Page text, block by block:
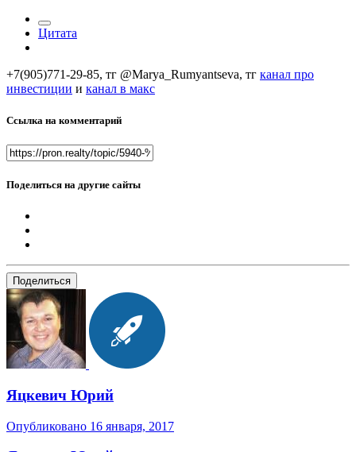
Цитата
+7(905)771-29-85, тг @Marya_Rumyantseva, тг канал про
инвестиции и канал в макс
Ссылка на комментарий
Поделиться на другие сайты
Поделиться
Яцкевич Юрий
Опубликовано 16 января, 2017